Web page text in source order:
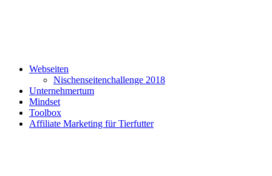
Webseiten
Nischenseitenchallenge 2018
Unternehmertum
Mindset
Toolbox
Affiliate Marketing für Tierfutter